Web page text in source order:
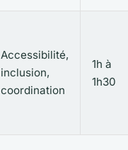
Accessibilité,
inclusion,
coordination
1h à
1h30